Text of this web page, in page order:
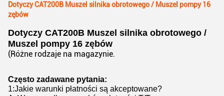
Dotyczy CAT200B Muszel silnika obrotowego / Muszel pompy 16
zębów
Dotyczy CAT200B Muszel silnika obrotowego /
Muszel pompy 16 zębów
(Różne rodzaje na magazynie.
Często zadawane pytania:
1:Jakie warunki płatności są akceptowane?